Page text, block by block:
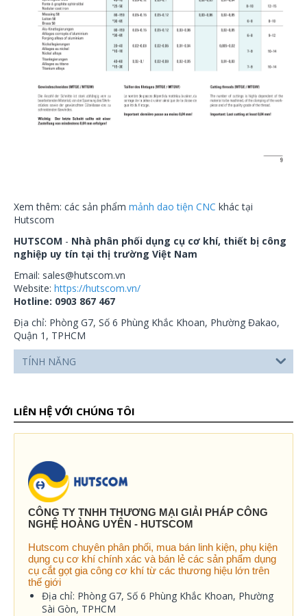
Xem thêm: các sản phẩm mảnh dao tiện CNC khác tại
Hutscom
HUTSCOM - Nhà phân phối dụng cụ cơ khí, thiết bị công
nghiệp uy tín tại thị trường Việt Nam
Email: sales@hutscom.vn
Website: https://hutscom.vn/
Hotline: 0903 867 467
Địa chỉ: Phòng G7, Số 6 Phùng Khắc Khoan, Phường Đakao,
Quận 1, TPHCM
TÍNH NĂNG
LIÊN HỆ VỚI CHÚNG TÔI
CÔNG TY TNHH THƯƠNG MẠI GIẢI PHÁP CÔNG
NGHỆ HOÀNG UYÊN - HUTSCOM
Hutscom chuyên phân phối, mua bán linh kiện, phụ kiện
dụng cụ cơ khí chính xác và bán lẻ các sản phẩm dụng
cụ cắt gọt gia công cơ khí từ các thương hiệu lớn trên
thế giới
Địa chỉ: Phòng G7, Số 6 Phùng Khắc Khoan, Phường
Sài Gòn, TPHCM